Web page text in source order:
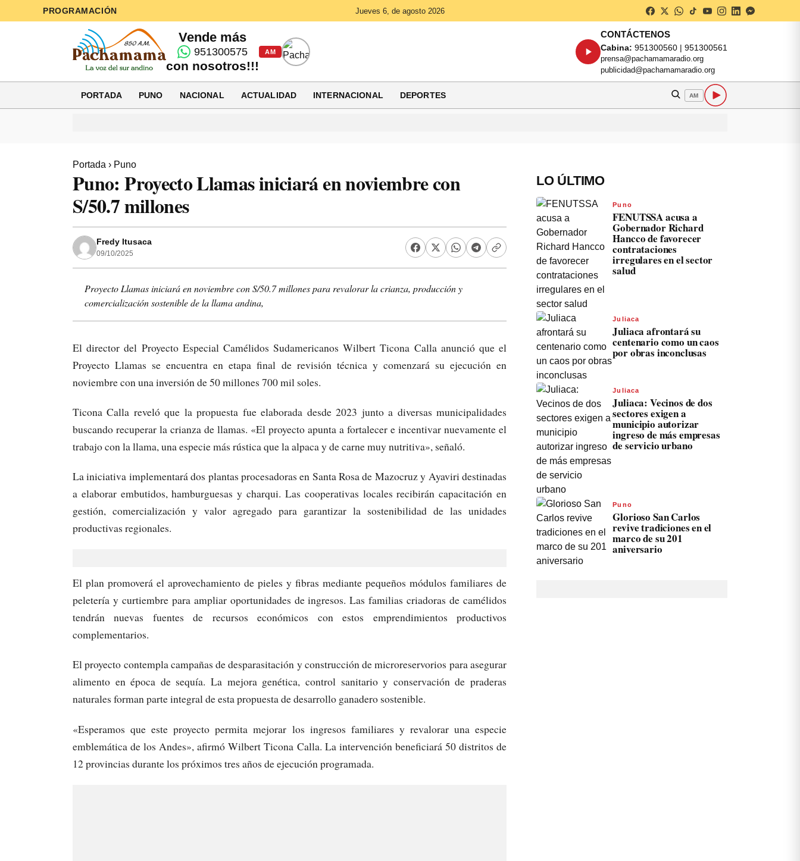
PROGRAMACIÓN Jueves 6, de agosto 2026
Vende más
951300575
con nosotros!!!
AM
CONTÁCTENOS
Cabina: 951300560 | 951300561
prensa@pachamamaradio.org
publicidad@pachamamaradio.org
PORTADA PUNO NACIONAL ACTUALIDAD INTERNACIONAL DEPORTES AM
Portada › Puno
Puno: Proyecto Llamas iniciará en noviembre con
S/50.7 millones
Fredy Itusaca
09/10/2025
Proyecto Llamas iniciará en noviembre con S/50.7 millones para revalorar la crianza, producción y
comercialización sostenible de la llama andina,
El director del Proyecto Especial Camélidos Sudamericanos Wilbert Ticona Calla anunció que el
Proyecto Llamas se encuentra en etapa final de revisión técnica y comenzará su ejecución en
noviembre con una inversión de 50 millones 700 mil soles.
Ticona Calla reveló que la propuesta fue elaborada desde 2023 junto a diversas municipalidades
buscando recuperar la crianza de llamas. «El proyecto apunta a fortalecer e incentivar nuevamente el
trabajo con la llama, una especie más rústica que la alpaca y de carne muy nutritiva», señaló.
La iniciativa implementará dos plantas procesadoras en Santa Rosa de Mazocruz y Ayaviri destinadas
a elaborar embutidos, hamburguesas y charqui. Las cooperativas locales recibirán capacitación en
gestión, comercialización y valor agregado para garantizar la sostenibilidad de las unidades
productivas regionales.
El plan promoverá el aprovechamiento de pieles y fibras mediante pequeños módulos familiares de
peletería y curtiembre para ampliar oportunidades de ingresos. Las familias criadoras de camélidos
tendrán nuevas fuentes de recursos económicos con estos emprendimientos productivos
complementarios.
El proyecto contempla campañas de desparasitación y construcción de microreservorios para asegurar
alimento en época de sequía. La mejora genética, control sanitario y conservación de praderas
naturales forman parte integral de esta propuesta de desarrollo ganadero sostenible.
«Esperamos que este proyecto permita mejorar los ingresos familiares y revalorar una especie
emblemática de los Andes», afirmó Wilbert Ticona Calla. La intervención beneficiará 50 distritos de
12 provincias durante los próximos tres años de ejecución programada.
LO ÚLTIMO
Puno
FENUTSSA acusa a
Gobernador Richard
Hancco de favorecer
contrataciones
irregulares en el sector
salud
Juliaca
Juliaca afrontará su
centenario como un caos
por obras inconclusas
Juliaca
Juliaca: Vecinos de dos
sectores exigen a
municipio autorizar
ingreso de más empresas
de servicio urbano
Puno
Glorioso San Carlos
revive tradiciones en el
marco de su 201
aniversario